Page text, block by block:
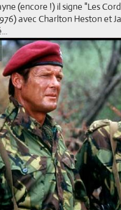
(encore !) il signe "Les
avec Charlton Heston et